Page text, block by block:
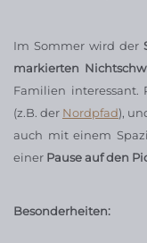
Im Sommer wird der
markierten
Familien interessant.
(z.B. der Nordpfad),
auch mit einem
einer Pause auf den
Besonderheiten: